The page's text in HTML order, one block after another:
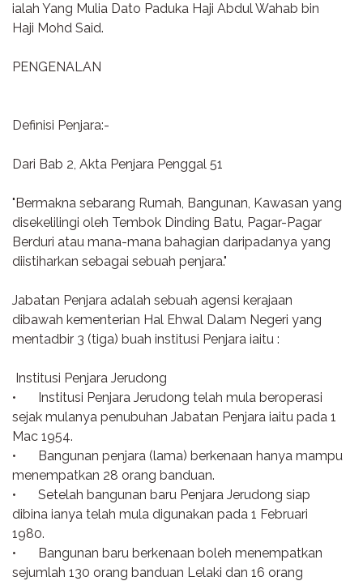
ialah Yang Mulia Dato Paduka Haji Abdul Wahab bin
Haji Mohd Said.
PENGENALAN
Definisi Penjara:-
Dari Bab 2, Akta Penjara Penggal 51
"Bermakna sebarang Rumah, Bangunan, Kawasan yang
disekelilingi oleh Tembok Dinding Batu, Pagar-Pagar
Berduri atau mana-mana bahagian daripadanya yang
diistiharkan sebagai sebuah penjara."
Jabatan Penjara adalah sebuah agensi kerajaan
dibawah kementerian Hal Ehwal Dalam Negeri yang
mentadbir 3 (tiga) buah institusi Penjara iaitu :
Institusi Penjara Jerudong
•
Institusi Penjara Jerudong telah mula beroperasi
sejak mulanya penubuhan Jabatan Penjara iaitu pada 1
Mac 1954.
•
Bangunan penjara (lama) berkenaan hanya mampu
menempatkan 28 orang banduan.
•
Setelah bangunan baru Penjara Jerudong siap
dibina ianya telah mula digunakan pada 1 Februari
1980.
•
Bangunan baru berkenaan boleh menempatkan
sejumlah 130 orang banduan Lelaki dan 16 orang